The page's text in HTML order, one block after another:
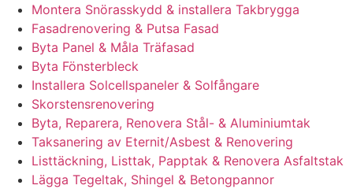
Montera Snörasskydd & installera Takbrygga
Fasadrenovering & Putsa Fasad
Byta Panel & Måla Träfasad
Byta Fönsterbleck
Installera Solcellspaneler & Solfångare
Skorstensrenovering
Byta, Reparera, Renovera Stål- & Aluminiumtak
Taksanering av Eternit/Asbest & Renovering
Listtäckning, Listtak, Papptak & Renovera Asfaltstak
Lägga Tegeltak, Shingel & Betongpannor